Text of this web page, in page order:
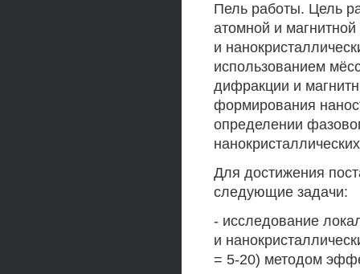
Пель работы. Цель
атомной и
и
использованием
дифракции и
формирования
определении
Для достижения
следующие задачи:
- исследование
и
= 5-20) методом